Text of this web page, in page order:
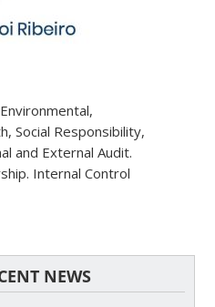
Social Responsibility,
and External Audit.
Internal Control
NEWS